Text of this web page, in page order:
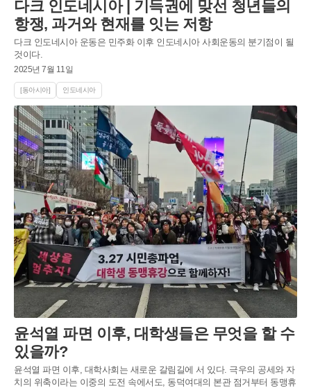
다크 인도네시아 | 기득권에 맞선 청년들의
항쟁, 과거와 현재를 잇는 저항
다크 인도네시아 운동은 민주화 이후 인도네시아 사회운동의 분기점이 될
것이다.
2025년 7월 11일
[동아시아] 인도네시아
윤석열 파면 이후, 대학생들은 무엇을 할 수
있을까?
윤석열 파면 이후, 대학사회는 새로운 갈림길에 서 있다. 극우의 공세와 자
치의 위축이라는 이중의 도전 속에서도, 동덕여대의 본관 점거부터 동맹휴